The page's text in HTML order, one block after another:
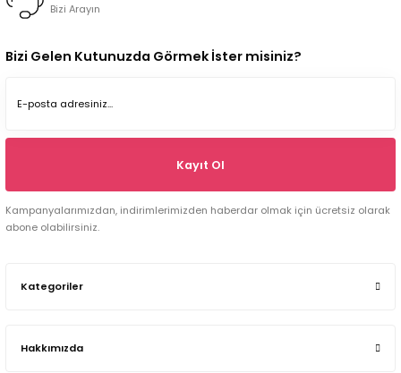
Bizi Arayın
Kategoriler
Hakkımızda
Bizi Gelen Kutunuzda Görmek İster misiniz?
Kayıt Ol
Kampanyalarımızdan, indirimlerimizden haberdar olmak için ücretsiz olarak
abone olabilirsiniz.